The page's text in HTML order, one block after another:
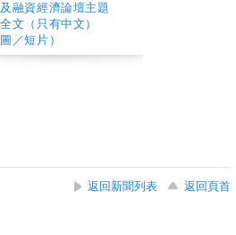
融資經濟論壇主題
文（只有中文）
圖／短片）
返回新聞列表
返回頁首